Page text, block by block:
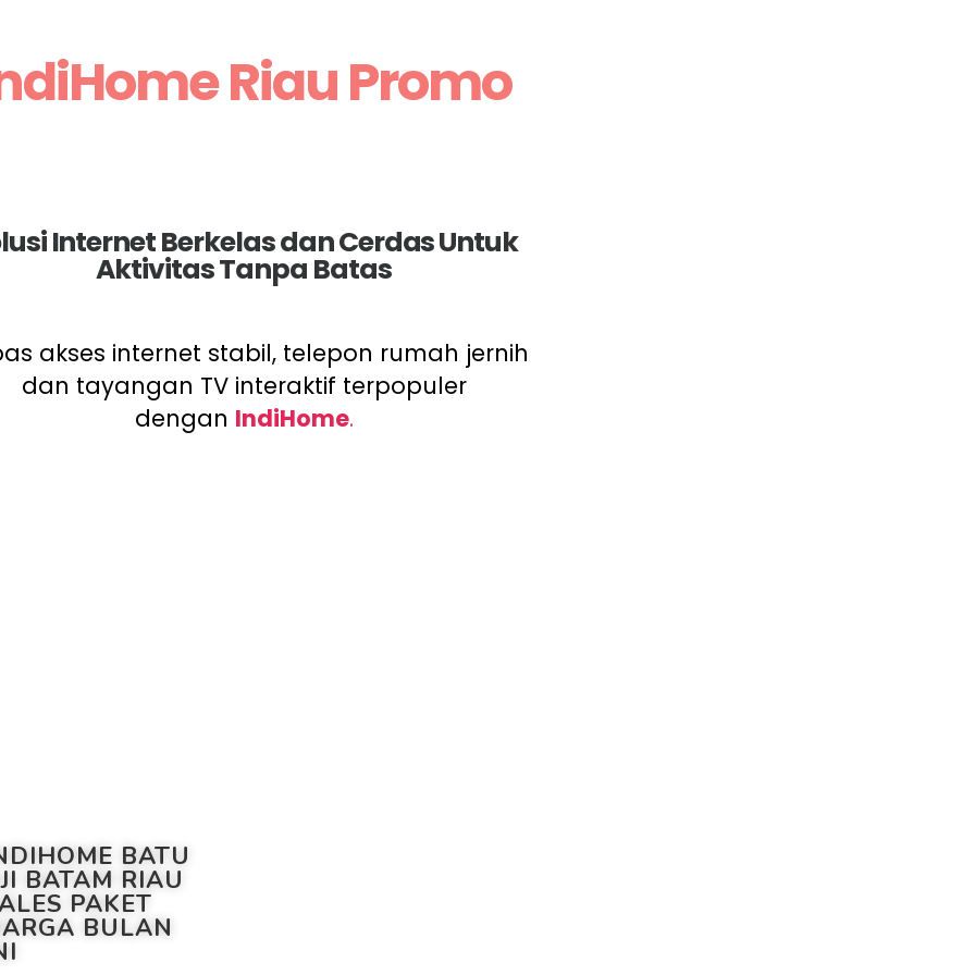
Riau Promo
Internet Berkelas dan Cerdas Untuk
Aktivitas Tanpa Batas
akses internet stabil, telepon rumah jernih
dan tayangan TV interaktif terpopuler
dengan IndiHome.
BATU
BATAM RIAU
PAKET
BULAN